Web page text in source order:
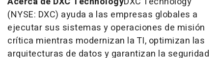
(NYSE: DXC) ayuda a las empresas globales a
ejecutar sus sistemas y operaciones de misión
crítica mientras modernizan la TI, optimizan las
arquitecturas de datos y garantizan la seguridad